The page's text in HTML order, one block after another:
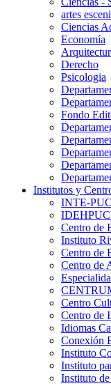
artes
Ciencias
Economía
Derecho
Psicologia
Fondo
Institutos y
INTE-
Centro de
Instituto
Centro de
Centro de
Centro
Centro de
Idiomas
Conexión
Instituto
Instituto
Instituto